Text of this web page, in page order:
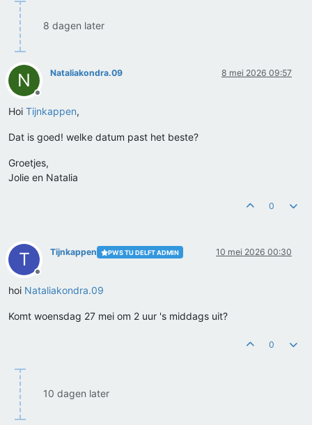
8 dagen later
N
Offline
Nataliakondra.09 8 mei 2026 09:57
Hoi Tijnkappen,
Dat is goed! welke datum past het beste?
Groetjes,
Jolie en Natalia
0
T
Offline
Tijnkappen PWS TU DELFT ADMIN 10 mei 2026 00:30
hoi Nataliakondra.09
Komt woensdag 27 mei om 2 uur 's middags uit?
0
10 dagen later